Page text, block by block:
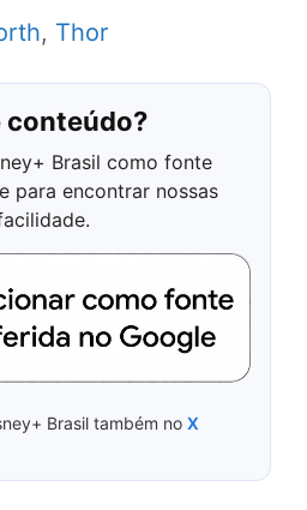
, Thor
conteúdo?
Brasil como fonte
para encontrar nossas
Brasil também no X